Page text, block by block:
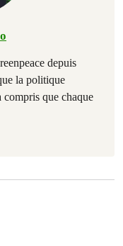
depuis
la politique
compris que chaque